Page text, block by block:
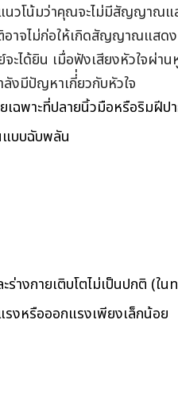
โน้มว่าคุณจะไม่มีสัญญาณแส
าจไม่ก่อให้เกิดสัญญาณแสด
ะได้ยิน เมื่อฟังเสียงหัวใจ
งมีปัญหาเกี่่ยวกับหัวใจ
เฉพาะที่ปลายนิ้วมือหรือริมฝีป
แบบฉับพลัน
ร่างกายเติบโตไม่เป็นปกติ (ใน
รงหรือออกแรงเพียงเล็กน้อย